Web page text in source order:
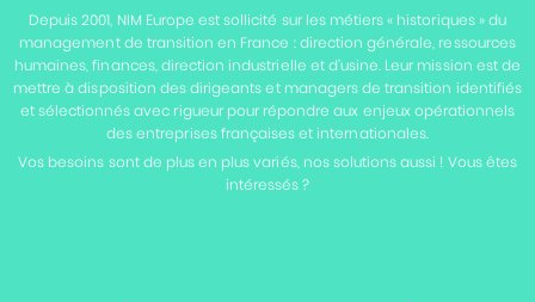
Depuis 2001, NIM Europe est sollicité sur les métiers « historiques » du
management de transition en France : direction générale, ressources
humaines, finances, direction industrielle et d’usine. Leur mission est de
mettre à disposition des dirigeants et managers de transition identifiés
et sélectionnés avec rigueur pour répondre aux enjeux opérationnels
des entreprises françaises et internationales.
Vos besoins sont de plus en plus variés, nos solutions aussi ! Vous êtes
intéressés ?